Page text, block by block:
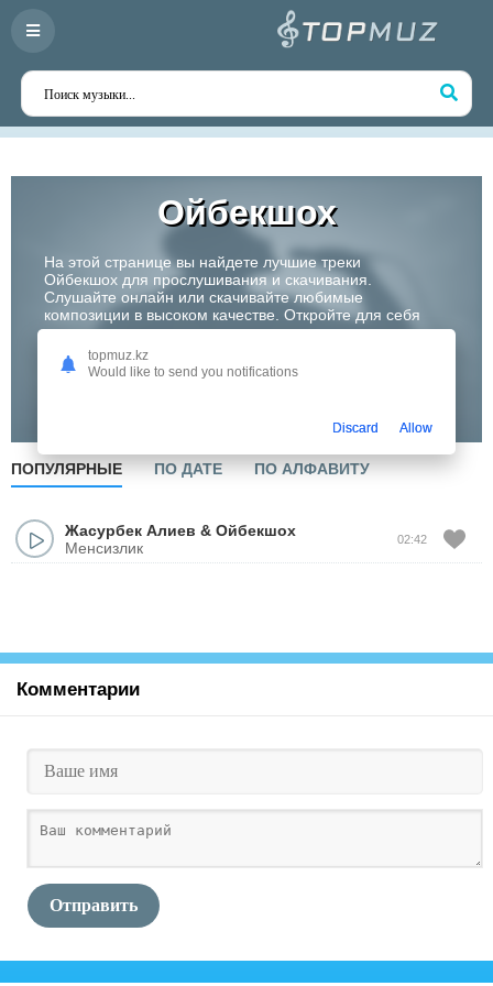
Ойбекшох
На этой странице вы найдете лучшие треки
Ойбекшох для прослушивания и скачивания.
Слушайте онлайн или скачивайте любимые
композиции в высоком качестве. Откройте для себя
творчество одного из самых перспективных артистов
Казахстана!
ПОПУЛЯРНЫЕ ПО ДАТЕ ПО АЛФАВИТУ
Жасурбек Алиев & Ойбекшох
Менсизлик
02:42
Комментарии
Отправить
topmuz.kz
Would like to send you notifications
Discard Allow